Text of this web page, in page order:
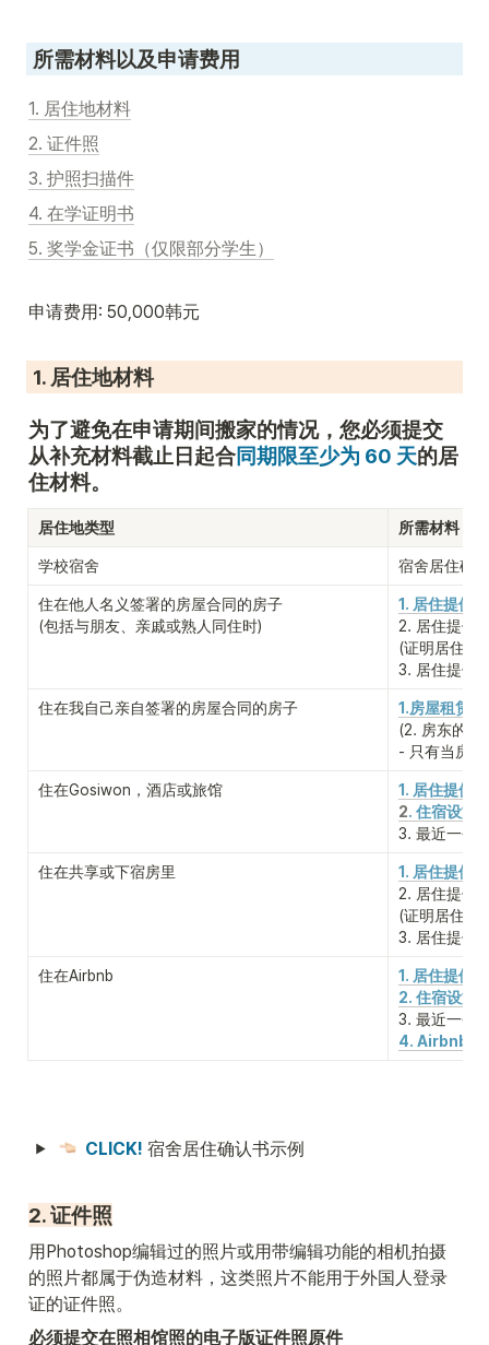
所需材料以及申请费用
1. 居住地材料
2. 证件照
3. 护照扫描件
4. 在学证明书
5. 奖学金证书（仅限部分学生）
申请费用: 50,000韩元
1. 居住地材料
为了避免在申请期间搬家的情况，您必须提交
从补充材料截止日起合同期限至少为 60 天的居
住材料。
居住地类型 所需材料
学校宿舍 宿舍居住确
住在他人名义签署的房屋合同的房子
(包括与朋友、亲戚或熟人同住时)
1. 居住提供
2. 居住提供
(证明居住提
3. 居住提供
住在我自己亲自签署的房屋合同的房子
1.房屋租赁
(2. 房东的
- 只有当房
住在Gosiwon，酒店或旅馆
1. 居住提供
2. 住宿设施
3. 最近一个
住在共享或下宿房里
1. 居住提供
2. 居住提供
(证明居住提
3. 居住提供
住在Airbnb
1. 居住提供
2. 住宿设施
3. 最近一个
4. Airbnb
CLICK! 宿舍居住确认书示例
2. 证件照
用Photoshop编辑过的照片或用带编辑功能的相机拍摄
的照片都属于伪造材料，这类照片不能用于外国人登录
证的证件照。
必须提交在照相馆照的电子版证件照原件